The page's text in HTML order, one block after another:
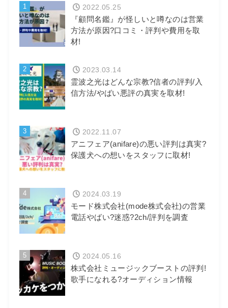
1
『顧問名鑑』が怪しいと噂なのは営業
方法が原因?口コミ・評判や費用を取
材!
2022.05.25
2
霊波之光はどんな宗教?信者の評判/入
信方法/やばい悪評の真実を取材!
2023.03.14
3
アニフェア(anifare)の悪い評判は真実?
保護犬への想いをスタッフに取材!
2022.11.07
4
モード株式会社(mode株式会社)の営業
電話やばい?迷惑?2ch/評判を調査
2024.03.19
5
株式会社ミュージックブーストの評判!
歌手になれる?オーディション情報
2024.05.16